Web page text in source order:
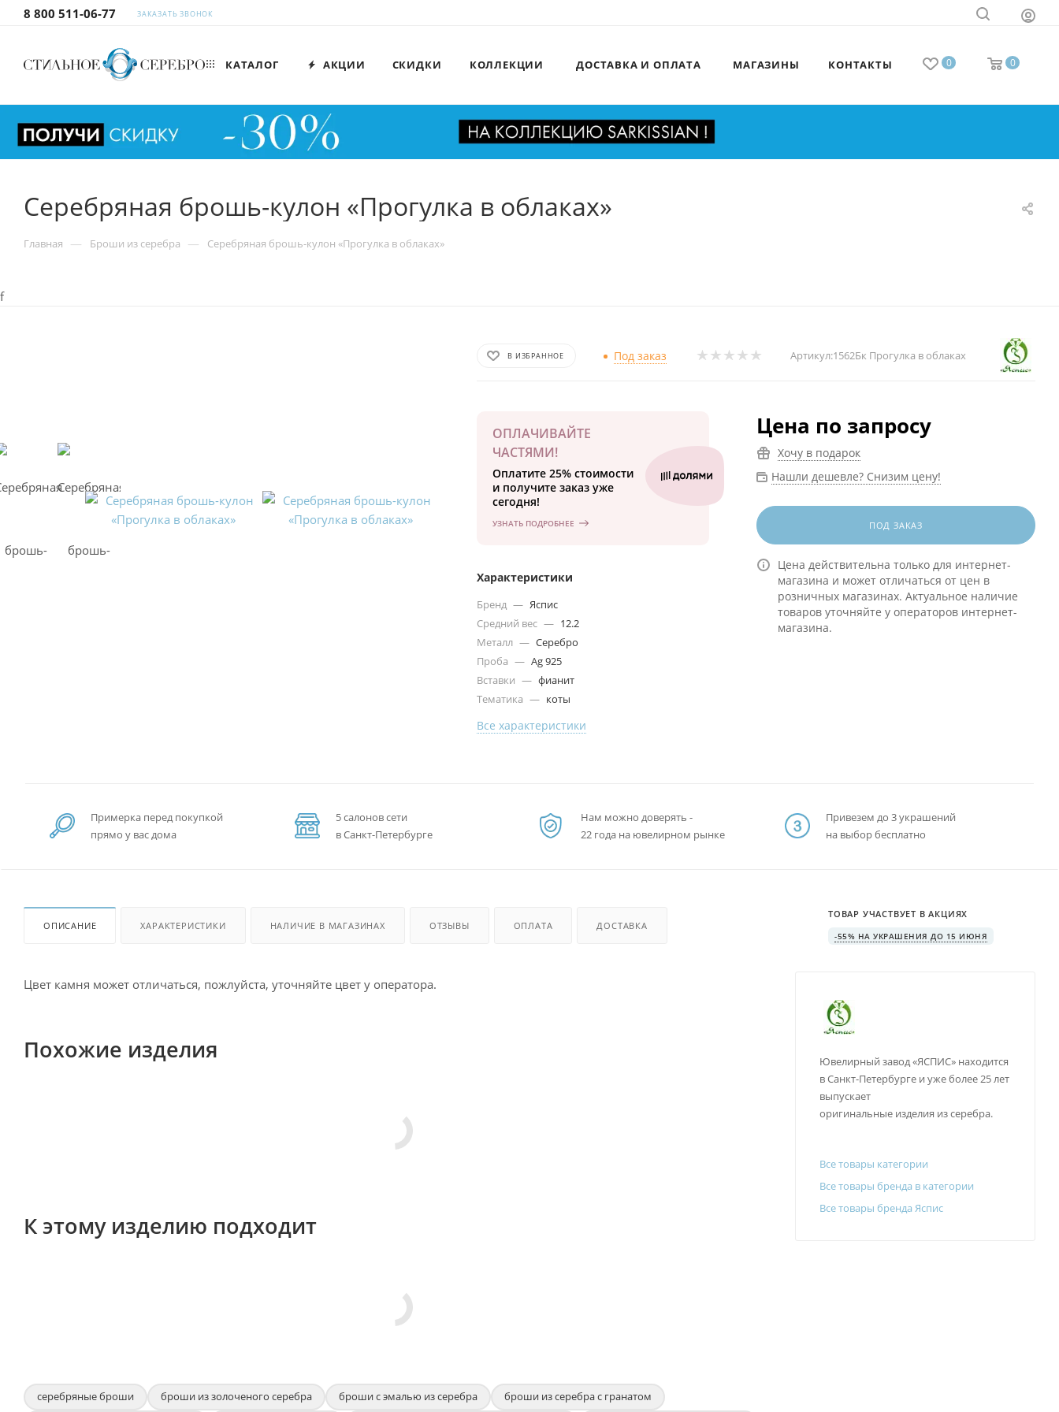
8 800 511-06-77 ЗАКАЗАТЬ ЗВОНОК
0 0
КАТАЛОГ АКЦИИ СКИДКИ КОЛЛЕКЦИИ ДОСТАВКА И ОПЛАТА МАГАЗИНЫ КОНТАКТЫ
Серебряная брошь-кулон «Прогулка в облаках»
Главная — Броши из серебра — Серебряная брошь-кулон «Прогулка в облаках»
f
В ИЗБРАННОЕ Под заказ Артикул:1562Бк Прогулка в облаках
ОПЛАЧИВАЙТЕ
ЧАСТЯМИ!
Оплатите 25% стоимости
и получите заказ уже
сегодня!
УЗНАТЬ ПОДРОБНЕЕ
Характеристики
Бренд — Яспис
Средний вес — 12.2
Металл — Серебро
Проба — Ag 925
Вставки — фианит
Тематика — коты
Все характеристики
Цена по запросу
Хочу в подарок
Нашли дешевле? Снизим цену!
ПОД ЗАКАЗ
Цена действительна только для интернет-
магазина и может отличаться от цен в
розничных магазинах. Актуальное наличие
товаров уточняйте у операторов интернет-
магазина.
Примерка перед покупкой
прямо у вас дома
5 салонов сети
в Санкт-Петербурге
Нам можно доверять -
22 года на ювелирном рынке
Привезем до 3 украшений
на выбор бесплатно
ОПИСАНИЕ ХАРАКТЕРИСТИКИ НАЛИЧИЕ В МАГАЗИНАХ ОТЗЫВЫ ОПЛАТА ДОСТАВКА
Цвет камня может отличаться, пожлуйста, уточняйте цвет у оператора.
Похожие изделия
К этому изделию подходит
серебряные броши броши из золоченого серебра броши с эмалью из серебра
броши из серебра с гранатом
ТОВАР УЧАСТВУЕТ В АКЦИЯХ
-55% НА УКРАШЕНИЯ ДО 15 ИЮНЯ
Ювелирный завод «ЯСПИС» находится
в Санкт-Петербурге и уже более 25 лет
выпускает
оригинальные изделия из серебра.
Все товары категории
Все товары бренда в категории
Все товары бренда Яспис